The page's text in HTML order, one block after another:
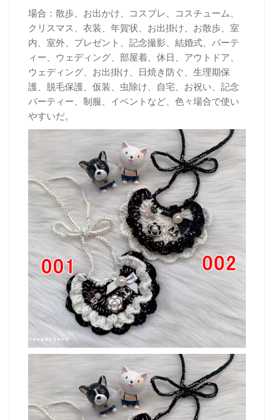
場合：散歩、お出かけ、コスプレ、コスチューム、
クリスマス、衣装、年賀状、お出掛け、お散歩、室
内、室外、プレゼント、記念撮影、結婚式、パーテ
ィー、ウェディング、部屋着、休日、アウトドア、
ウェディング、お出掛け、日焼き防ぐ、生理期保
護、脱毛保護、仮装、虫除け、自宅、お祝い、記念
パーティー、制服、イベントなど、色々場合で使い
やすいだ。